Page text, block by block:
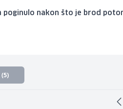
poginulo nakon što je brod